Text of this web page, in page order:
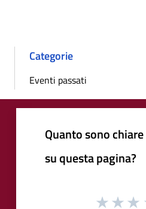
Categorie
Eventi passati
Quanto sono
su questa pagina?